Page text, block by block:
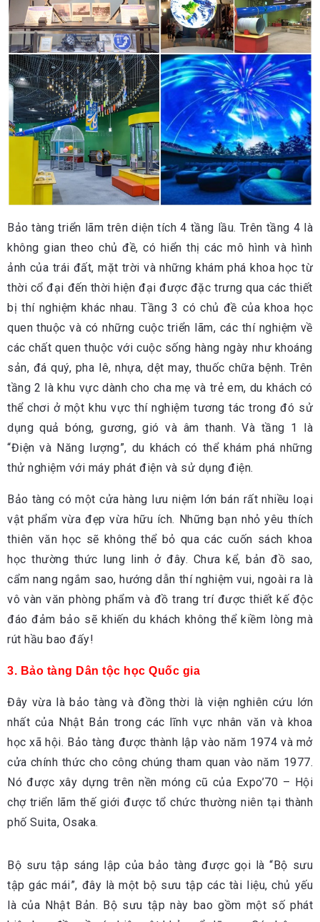
Bảo tàng triển lãm trên diện tích 4 tầng lầu. Trên tầng 4 là
không gian theo chủ đề, có hiển thị các mô hình và hình
ảnh của trái đất, mặt trời và những khám phá khoa học từ
thời cổ đại đến thời hiện đại được đặc trưng qua các thiết
bị thí nghiệm khác nhau. Tầng 3 có chủ đề của khoa học
quen thuộc và có những cuộc triển lãm, các thí nghiệm về
các chất quen thuộc với cuộc sống hàng ngày như khoáng
sản, đá quý, pha lê, nhựa, dệt may, thuốc chữa bệnh. Trên
tầng 2 là khu vực dành cho cha mẹ và trẻ em, du khách có
thể chơi ở một khu vực thí nghiệm tương tác trong đó sử
dụng quả bóng, gương, gió và âm thanh. Và tầng 1 là
“Điện và Năng lượng”, du khách có thể khám phá những
thử nghiệm với máy phát điện và sử dụng điện.
Bảo tàng có một cửa hàng lưu niệm lớn bán rất nhiều loại
vật phẩm vừa đẹp vừa hữu ích. Những bạn nhỏ yêu thích
thiên văn học sẽ không thể bỏ qua các cuốn sách khoa
học thường thức lung linh ở đây. Chưa kể, bản đồ sao,
cẩm nang ngắm sao, hướng dẫn thí nghiệm vui, ngoài ra là
vô vàn văn phòng phẩm và đồ trang trí được thiết kế độc
đáo đảm bảo sẽ khiến du khách không thể kiềm lòng mà
rút hầu bao đấy!
3. Bảo tàng Dân tộc học Quốc gia
Đây vừa là bảo tàng và đồng thời là viện nghiên cứu lớn
nhất của Nhật Bản trong các lĩnh vực nhân văn và khoa
học xã hội. Bảo tàng được thành lập vào năm 1974 và mở
cửa chính thức cho công chúng tham quan vào năm 1977.
Nó được xây dựng trên nền móng cũ của Expo’70 – Hội
chợ triển lãm thế giới được tổ chức thường niên tại thành
phố Suita, Osaka.
Bộ sưu tập sáng lập của bảo tàng được gọi là “Bộ sưu
tập gác mái”, đây là một bộ sưu tập các tài liệu, chủ yếu
là của Nhật Bản. Bộ sưu tập này bao gồm một số phát